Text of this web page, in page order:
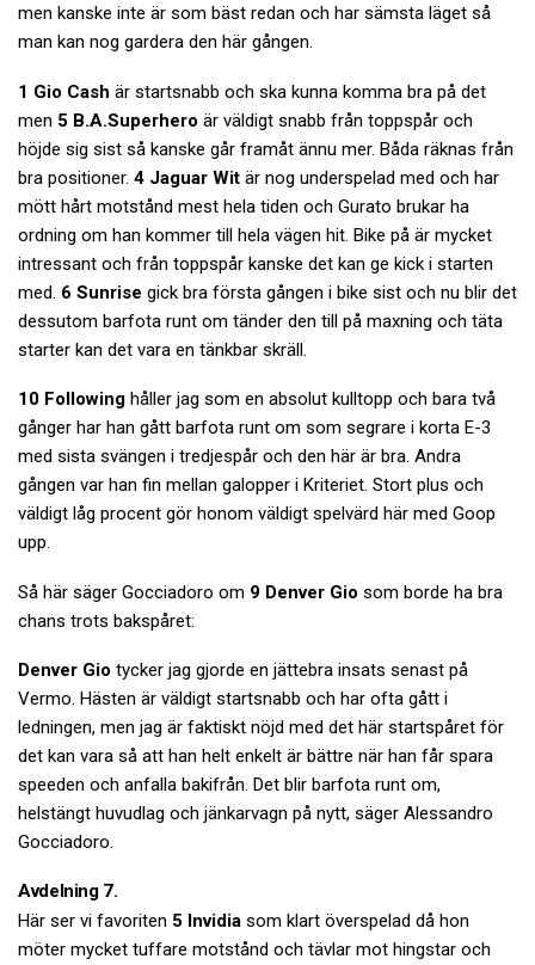
men kanske inte är som bäst redan och har sämsta läget så
man kan nog gardera den här gången.
1 Gio Cash är startsnabb och ska kunna komma bra på det
men 5 B.A.Superhero är väldigt snabb från toppspår och
höjde sig sist så kanske går framåt ännu mer. Båda räknas från
bra positioner. 4 Jaguar Wit är nog underspelad med och har
mött hårt motstånd mest hela tiden och Gurato brukar ha
ordning om han kommer till hela vägen hit. Bike på är mycket
intressant och från toppspår kanske det kan ge kick i starten
med. 6 Sunrise gick bra första gången i bike sist och nu blir det
dessutom barfota runt om tänder den till på maxning och täta
starter kan det vara en tänkbar skräll.
10 Following håller jag som en absolut kulltopp och bara två
gånger har han gått barfota runt om som segrare i korta E-3
med sista svängen i tredjespår och den här är bra. Andra
gången var han fin mellan galopper i Kriteriet. Stort plus och
väldigt låg procent gör honom väldigt spelvärd här med Goop
upp.
Så här säger Gocciadoro om 9 Denver Gio som borde ha bra
chans trots bakspåret:
Denver Gio tycker jag gjorde en jättebra insats senast på
Vermo. Hästen är väldigt startsnabb och har ofta gått i
ledningen, men jag är faktiskt nöjd med det här startspåret för
det kan vara så att han helt enkelt är bättre när han får spara
speeden och anfalla bakifrån. Det blir barfota runt om,
helstängt huvudlag och jänkarvagn på nytt, säger Alessandro
Gocciadoro.
Avdelning 7.
Här ser vi favoriten 5 Invidia som klart överspelad då hon
möter mycket tuffare motstånd och tävlar mot hingstar och